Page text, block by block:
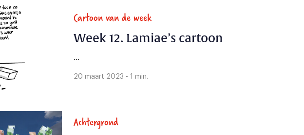
Cartoon van de week
Week 12. Lamiae’s cartoon
...
20 maart 2023 - 1 min.
Achtergrond